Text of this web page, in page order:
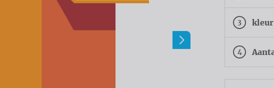
3 kleur
4